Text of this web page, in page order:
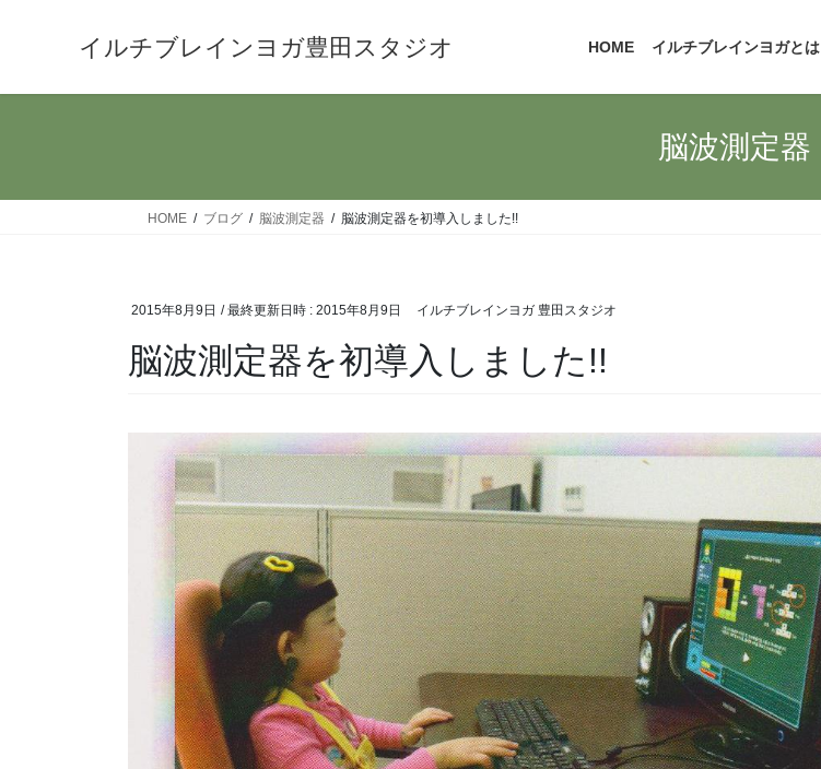
ン
ー
イルチブレインヨガ豊田スタジオ HOME イルチブレインヨガとは
脳波測定器
HOME ブログ 脳波測定器 脳波測定器を初導入しました!!
2015年8月9日 / 最終更新日時 : 2015年8月9日 イルチブレインヨガ 豊田スタジオ
脳波測定器を初導入しました!!